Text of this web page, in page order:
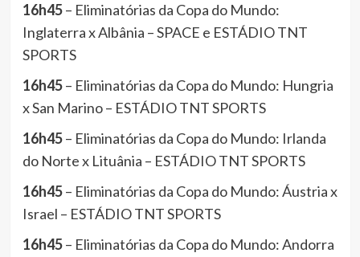
16h45– Eliminatórias da Copa do Mundo:
Inglaterra x Albânia – SPACE e ESTÁDIO TNT
SPORTS
16h45– Eliminatórias da Copa do Mundo: Hungria
x San Marino – ESTÁDIO TNT SPORTS
16h45– Eliminatórias da Copa do Mundo: Irlanda
do Norte x Lituânia – ESTÁDIO TNT SPORTS
16h45– Eliminatórias da Copa do Mundo: Áustria x
Israel – ESTÁDIO TNT SPORTS
16h45– Eliminatórias da Copa do Mundo: Andorra